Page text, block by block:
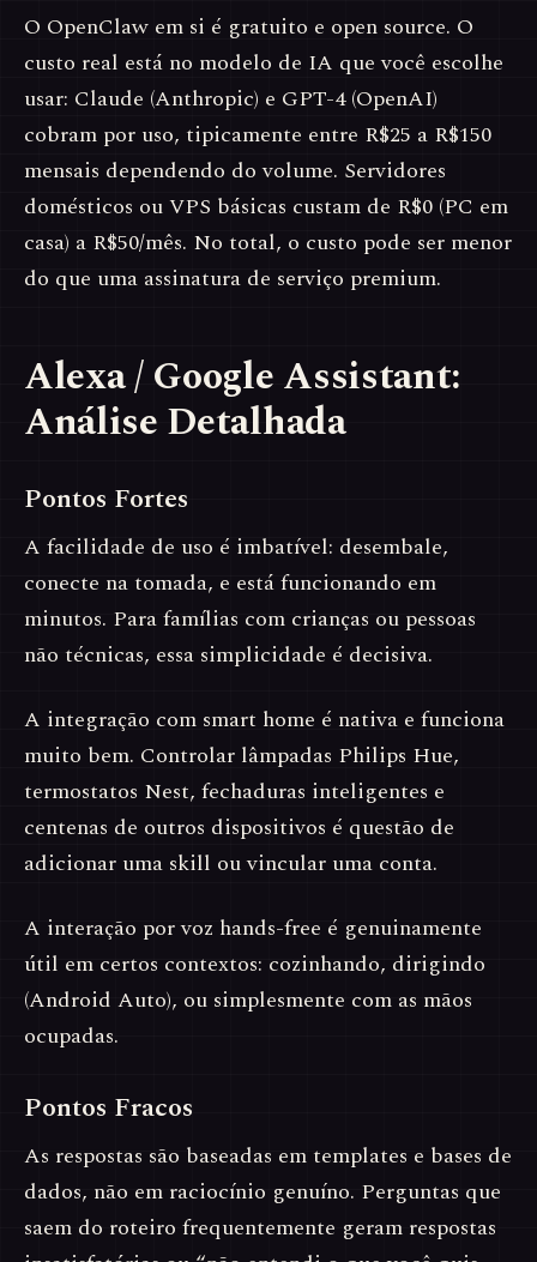
O OpenClaw em si é gratuito e open source. O
custo real está no modelo de IA que você escolhe
usar: Claude (Anthropic) e GPT-4 (OpenAI)
cobram por uso, tipicamente entre R$25 a R$150
mensais dependendo do volume. Servidores
domésticos ou VPS básicas custam de R$0 (PC em
casa) a R$50/mês. No total, o custo pode ser menor
do que uma assinatura de serviço premium.
Alexa / Google Assistant:
Análise Detalhada
Pontos Fortes
A facilidade de uso é imbatível: desembale,
conecte na tomada, e está funcionando em
minutos. Para famílias com crianças ou pessoas
não técnicas, essa simplicidade é decisiva.
A integração com smart home é nativa e funciona
muito bem. Controlar lâmpadas Philips Hue,
termostatos Nest, fechaduras inteligentes e
centenas de outros dispositivos é questão de
adicionar uma skill ou vincular uma conta.
A interação por voz hands-free é genuinamente
útil em certos contextos: cozinhando, dirigindo
(Android Auto), ou simplesmente com as mãos
ocupadas.
Pontos Fracos
As respostas são baseadas em templates e bases de
dados, não em raciocínio genuíno. Perguntas que
saem do roteiro frequentemente geram respostas